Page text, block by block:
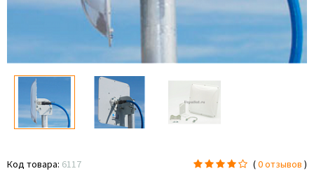
Код товара: 6117 (0 отзывов )